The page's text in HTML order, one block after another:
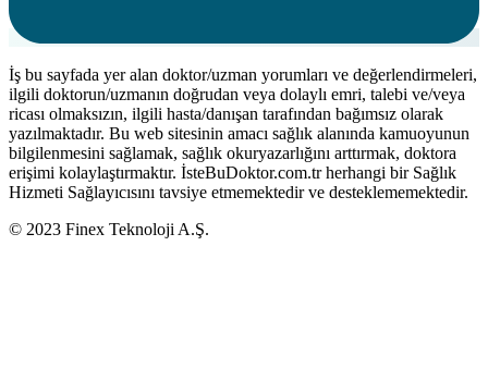
İş bu sayfada yer alan doktor/uzman yorumları ve değerlendirmeleri,
ilgili doktorun/uzmanın doğrudan veya dolaylı emri, talebi ve/veya
ricası olmaksızın, ilgili hasta/danışan tarafından bağımsız olarak
yazılmaktadır. Bu web sitesinin amacı sağlık alanında kamuoyunun
bilgilenmesini sağlamak, sağlık okuryazarlığını arttırmak, doktora
erişimi kolaylaştırmaktır. İsteBuDoktor.com.tr herhangi bir Sağlık
Hizmeti Sağlayıcısını tavsiye etmemektedir ve desteklememektedir.
© 2023 Finex Teknoloji A.Ş.